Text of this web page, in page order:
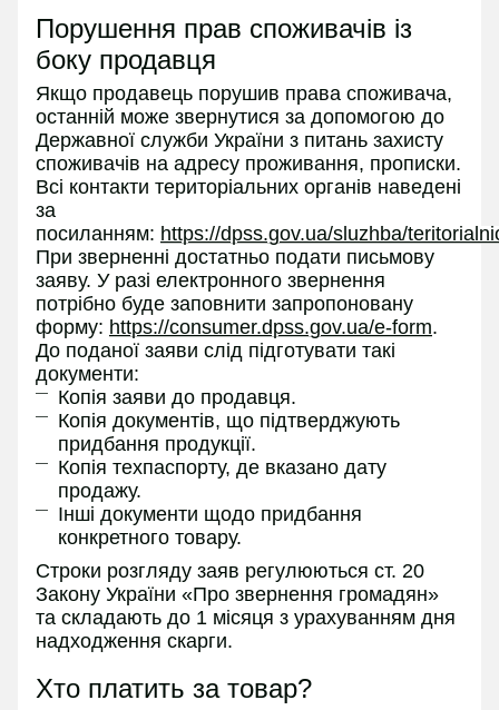
Порушення прав споживачів із
боку продавця
Якщо продавець порушив права споживача,
останній може звернутися за допомогою до
Державної служби України з питань захисту
споживачів на адресу проживання, прописки.
Всі контакти територіальних органів наведені
за
посиланням: https://dpss.gov.ua/sluzhba/
При зверненні достатньо подати письмову
заяву. У разі електронного звернення
потрібно буде заповнити запропоновану
форму: https://consumer.dpss.gov.ua/e-form.
До поданої заяви слід підготувати такі
документи:
Копія заяви до продавця.
Копія документів, що підтверджують
придбання продукції.
Копія техпаспорту, де вказано дату
продажу.
Інші документи щодо придбання
конкретного товару.
Строки розгляду заяв регулюються ст. 20
Закону України «Про звернення громадян»
та складають до 1 місяця з урахуванням дня
надходження скарги.
Хто платить за товар?